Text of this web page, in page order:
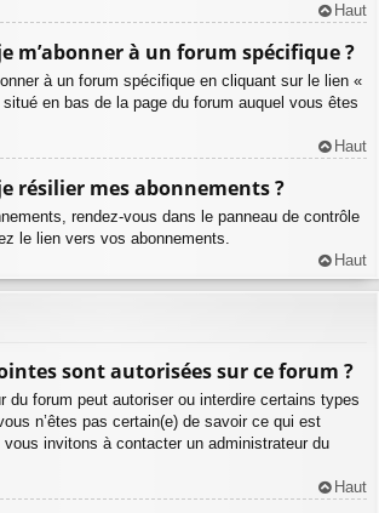
Haut
m’abonner à un forum spécifique ?
à un forum spécifique en cliquant sur le lien «
situé en bas de la page du forum auquel vous êtes
Haut
résilier mes abonnements ?
rendez-vous dans le panneau de contrôle
le lien vers vos abonnements.
Haut
sont autorisées sur ce forum ?
du forum peut autoriser ou interdire certains types
n’êtes pas certain(e) de savoir ce qui est
invitons à contacter un administrateur du
Haut